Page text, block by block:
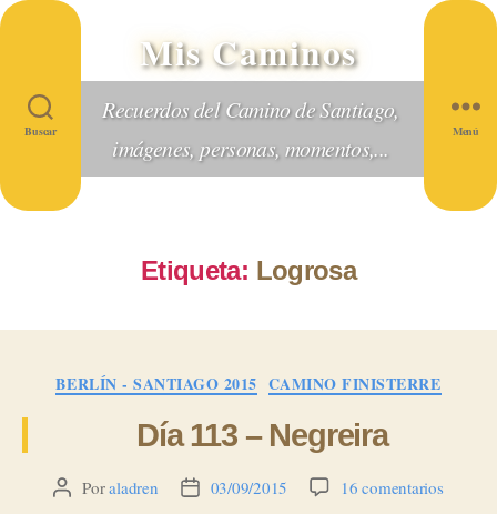
Buscar
Mis Caminos
Recuerdos del Camino de Santiago,
imágenes, personas, momentos,...
Menú
Etiqueta: Logrosa
Categorías
BERLÍN - SANTIAGO 2015 CAMINO FINISTERRE
Día 113 – Negreira
Autor
Poraladren
Fecha03/09/2015 16 comentariosen